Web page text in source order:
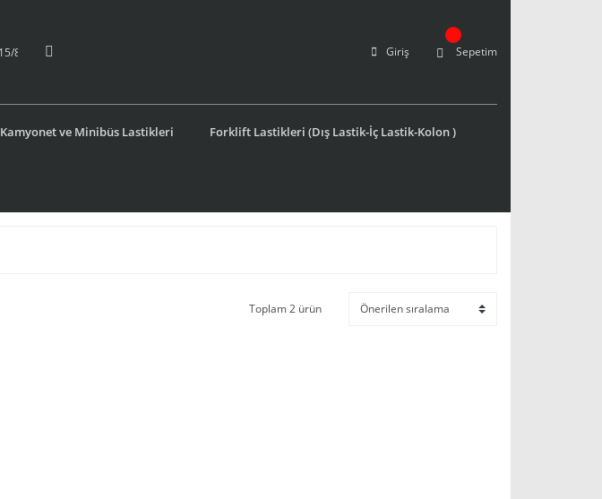
Giriş Sepetim
Kamyonet ve Minibüs Lastikleri Forklift Lastikleri (Dış Lastik-İç Lastik-Kolon )
Toplam 2 ürün